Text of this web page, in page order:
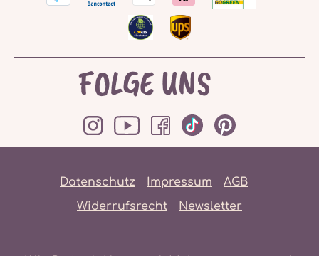
FOLGE UNS
Datenschutz Impressum
AGB
Widerrufsrecht
Newsletter